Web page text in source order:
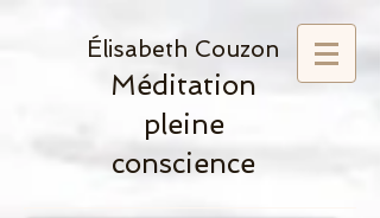
Élisabeth Couzon
Méditation
pleine
conscience